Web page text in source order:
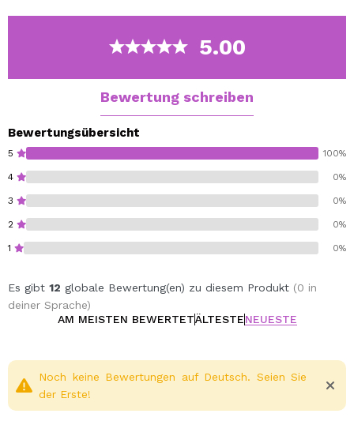
CORAZONA einen professionellen Augenaufschlag.
Entworfen in einer schönen marinegrün-aquafarbenen
100 % Kunsthaar.
vegan.
5.00
Bewertung schreiben
Bewertungsübersicht
5 100%
4 0%
3 0%
2 0%
1 0%
Es gibt 12 globale Bewertung(en) zu diesem Produkt (0 in
deiner Sprache)
AM MEISTEN BEWERTETÄLTESTENEUESTE
Noch keine Bewertungen auf Deutsch. Seien Sie
der Erste!